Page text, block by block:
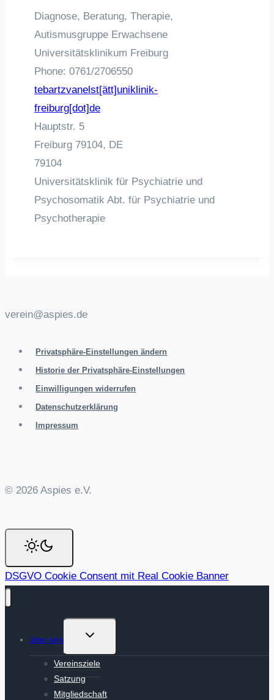
Diagnose, Beratung, Therapie,
Autismusgruppe Erwachsene
Universitätsklinikum Freiburg
Phone: 0761/2706550
tebartzvanelst[ätt]uniklinik-
freiburg[dot]de
Hauptstr. 5
Freiburg 79104, DE
79104
Universitätsklinik für Psychiatrie und
Psychosomatik Abt. für Psychiatrie und
Psychotherapie
verein@aspies.de
Privatsphäre-Einstellungen ändern
Historie der Privatsphäre-Einstellungen
Einwilligungen widerrufen
Datenschutzerklärung
Impressum
© 2026 Aspies e.V.
DSGVO Cookie Consent mit Real Cookie Banner
über uns
Untermenü
Vereinsziele
Satzung
Mitgliedschaft